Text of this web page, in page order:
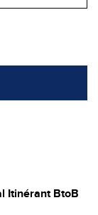
Itinérant BtoB